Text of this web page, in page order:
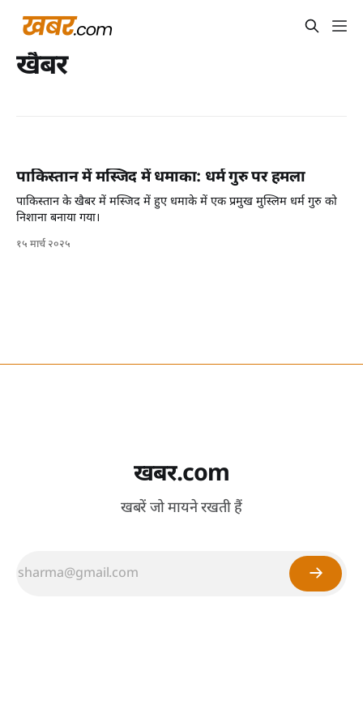
खैबर
पाकिस्तान में मस्जिद में धमाका: धर्म गुरु पर हमला
पाकिस्तान के खैबर में मस्जिद में हुए धमाके में एक प्रमुख मुस्लिम धर्म गुरु को
निशाना बनाया गया।
१५ मार्च २०२५
खबर.com
खबरें जो मायने रखती हैं